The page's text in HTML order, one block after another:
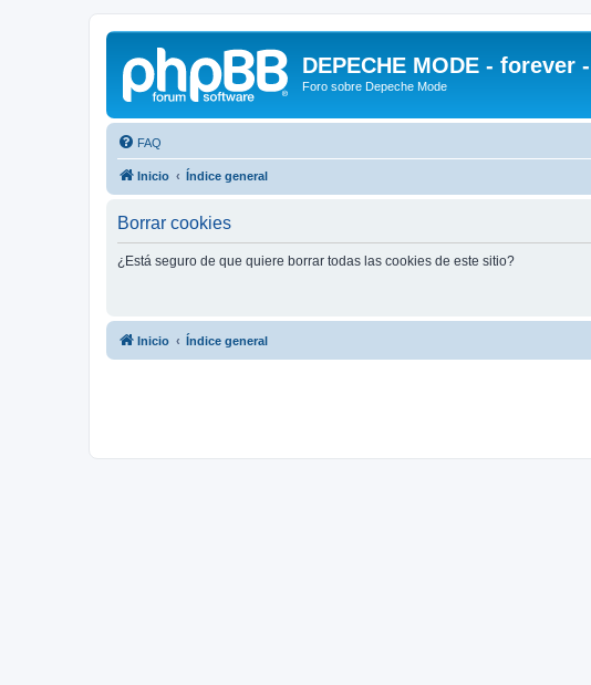
DEPECHE MODE - forever -
Foro sobre Depeche Mode
FAQ
Inicio Índice general
Borrar cookies
¿Está seguro de que quiere borrar todas las cookies de este sitio?
Inicio Índice general